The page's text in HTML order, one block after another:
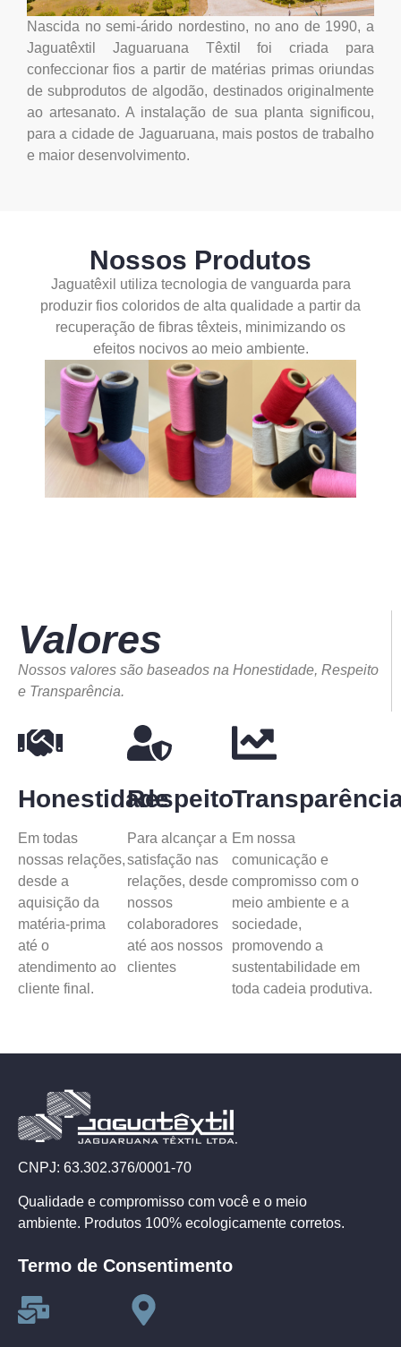
Nascida no semi-árido nordestino, no ano de 1990, a
Jaguatêxtil Jaguaruana Têxtil foi criada para
confeccionar fios a partir de matérias primas oriundas
de subprodutos de algodão, destinados originalmente
ao artesanato. A instalação de sua planta significou,
para a cidade de Jaguaruana, mais postos de trabalho
e maior desenvolvimento.
Nossos Produtos
Jaguatêxil utiliza tecnologia de vanguarda para
produzir fios coloridos de alta qualidade a partir da
recuperação de fibras têxteis, minimizando os
efeitos nocivos ao meio ambiente.
Valores
Nossos valores são baseados na Honestidade, Respeito
e Transparência.
Honestidade
Em todas
nossas relações,
desde a
aquisição da
matéria-prima
até o
atendimento ao
cliente final.
Respeito
Para alcançar a
satisfação nas
relações, desde
nossos
colaboradores
até aos nossos
clientes
Em nossa
comunicação e
compromisso com o
meio ambiente e a
sociedade,
promovendo a
sustentabilidade em
toda cadeia produtiva.
CNPJ: 63.302.376/0001-70
Qualidade e compromisso com você e o meio
ambiente. Produtos 100% ecologicamente corretos.
Termo de Consentimento